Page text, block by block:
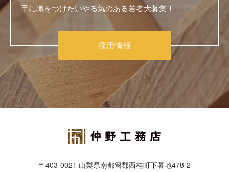
手に職をつけたいやる気のある若者大募集！
採用情報
〒403-0021 山梨県南都留郡西桂町下暮地478-2